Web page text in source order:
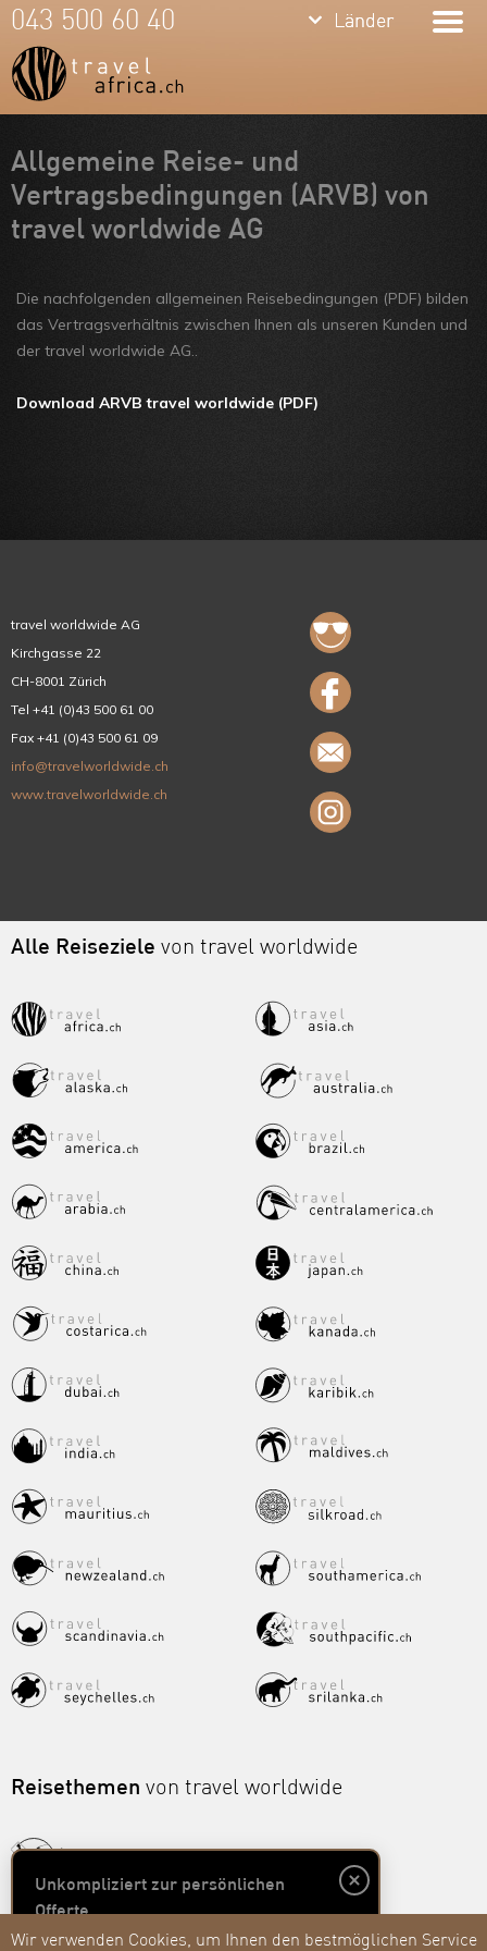
Meine Favoriten
Team
Über uns
Feedbacks
Kontakt
keyboard_arrow_down Länder
Sambia &
Kenia
Sansibar
Uganda
Madagaskar
Marokko
keyboard_arrow_down Länder
043 500 60 40
Allgemeine Reise- und
Vertragsbedingungen (ARVB) von
travel worldwide AG
Die nachfolgenden allgemeinen Reisebedingungen (PDF) bilden
das Vertragsverhältnis zwischen Ihnen als unseren Kunden und
der travel worldwide AG..
Download ARVB travel worldwide (PDF)
travel worldwide AG
Kirchgasse 22
CH-8001 Zürich
Tel +41 (0)43 500 61 00
Fax +41 (0)43 500 61 09
info@travelworldwide.ch
www.travelworldwide.ch
Alle Reiseziele von travel worldwide
Reisethemen von travel worldwide
Wir verwenden Cookies, um Ihnen den bestmöglichen Service
Unkompliziert zur persönlichen
Offerte